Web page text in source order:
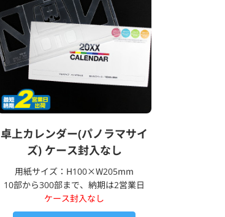
卓上カレンダー(パノラマサイ
ズ) ケース封入なし
用紙サイズ：H100×W205mm
10部から300部まで、納期は2営業日
ケース封入なし